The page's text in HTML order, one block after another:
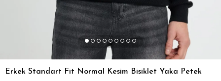
Erkek Standart Fit Normal Kesim Bisiklet Yaka Petek